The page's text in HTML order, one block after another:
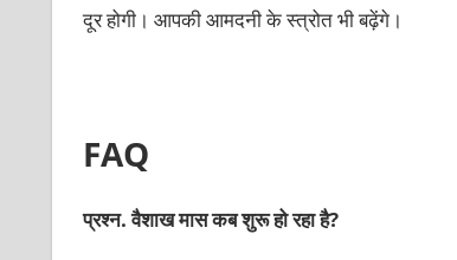
दूर होगी। आपकी आमदनी के स्त्रोत भी बढ़ेंगे।
FAQ
प्रश्न. वैशाख मास कब शुरू हो रहा है?